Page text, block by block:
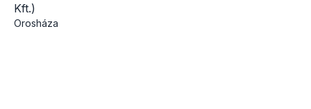
Kft.)
Orosháza